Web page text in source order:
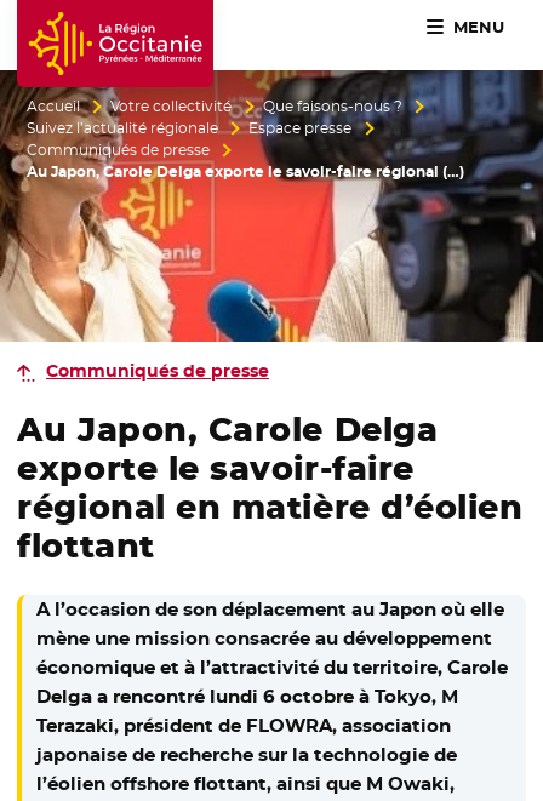
Accueil Région Occitanie / Pyrénées-Méditerranée
MENU
Accueil Votre collectivité
Que faisons-nous ?
Suivez l’actualité régionale
Espace presse
Communiqués de presse
Au Japon, Carole Delga exporte le savoir-faire régional (…)
Communiqués de presse
Au Japon, Carole Delga
exporte le savoir-faire
régional en matière d’éolien
flottant
A l’occasion de son déplacement au Japon où elle
mène une mission consacrée au développement
économique et à l’attractivité du territoire, Carole
Delga a rencontré lundi 6 octobre à Tokyo, M
Terazaki, président de FLOWRA, association
japonaise de recherche sur la technologie de
l’éolien offshore flottant, ainsi que M Owaki,